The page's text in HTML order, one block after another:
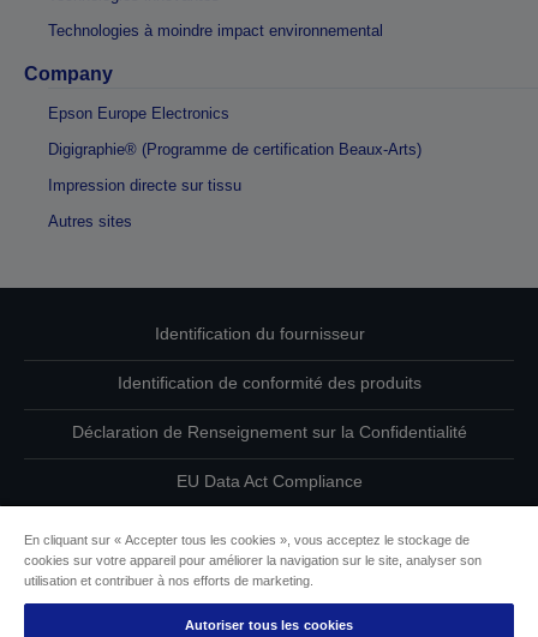
Technologies à moindre impact environnemental
Company
Epson Europe Electronics
Digigraphie® (Programme de certification Beaux-Arts)
Impression directe sur tissu
Autres sites
Identification du fournisseur
Identification de conformité des produits
Déclaration de Renseignement sur la Confidentialité
EU Data Act Compliance
Informations sur les cookies
L’engagement d’Epson pour l’accessibilité
En cliquant sur « Accepter tous les cookies », vous acceptez le stockage de
cookies sur votre appareil pour améliorer la navigation sur le site, analyser son
utilisation et contribuer à nos efforts de marketing.
Autoriser tous les cookies